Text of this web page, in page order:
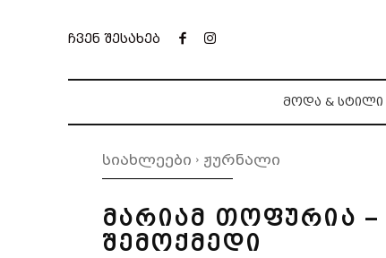
ჩვენ შესახებ
ᲛᲝᲓᲐ & ᲡᲢᲘᲚᲘ
სიახლეები ჟურნალი
მარიამ თოფურია
შემოქმედი